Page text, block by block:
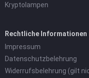
Kryptolampen
Rechtliche Informationen
Impressum
Datenschutzbelehrung
Widerrufsbelehrung (gilt